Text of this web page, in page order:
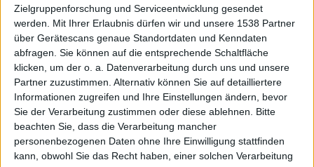
Zielgruppenforschung und Serviceentwicklung gesendet
werden.
Mit Ihrer Erlaubnis dürfen wir und unsere 1538 Partner
über Gerätescans genaue Standortdaten und Kenndaten
abfragen. Sie können auf die entsprechende Schaltfläche
klicken, um der o. a. Datenverarbeitung durch uns und unsere
Partner zuzustimmen. Alternativ können Sie auf detailliertere
Informationen zugreifen und Ihre Einstellungen ändern, bevor
Sie der Verarbeitung zustimmen oder diese ablehnen.
Bitte
beachten Sie, dass die Verarbeitung mancher
personenbezogenen Daten ohne Ihre Einwilligung stattfinden
kann, obwohl Sie das Recht haben, einer solchen Verarbeitung
Auf DESMONDO findet Ihr Inspirationen für
individuelles, gemütliches und intelligentes Wohnen,
die aktuellsten Einrichtungstrends und Informatives zu
neuesten Smart Home Systemen.
Rechtliches
Impressum
Datenschutz